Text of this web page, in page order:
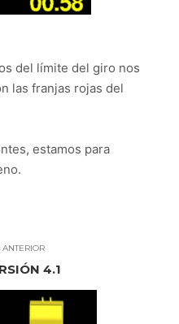
del límite del giro nos
las franjas rojas del
estamos para
4.1